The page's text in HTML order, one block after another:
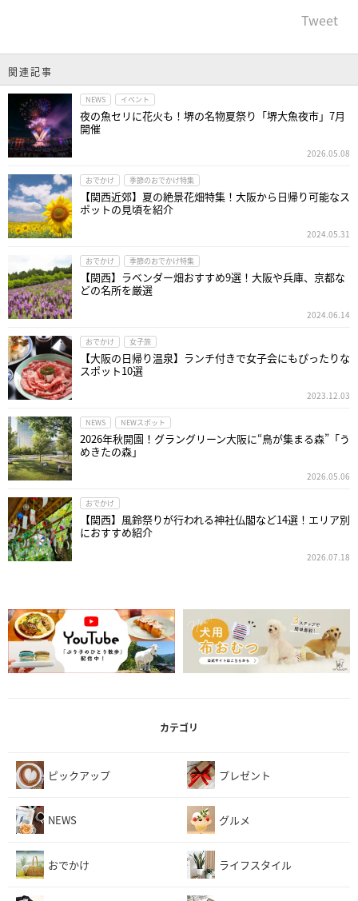
Tweet
関連記事
NEWS イベント
夜の魚セリに花火も！堺の名物夏祭り「堺大魚夜市」7月
開催
2026.05.08
おでかけ 季節のおでかけ特集
【関西近郊】夏の絶景花畑特集！大阪から日帰り可能なス
ポットの見頃を紹介
2024.05.31
おでかけ 季節のおでかけ特集
【関西】ラベンダー畑おすすめ9選！大阪や兵庫、京都な
どの名所を厳選
2024.06.14
おでかけ 女子旅
【大阪の日帰り温泉】ランチ付きで女子会にもぴったりな
スポット10選
2023.12.03
NEWS NEWスポット
2026年秋開園！グラングリーン大阪に“鳥が集まる森”「う
めきたの森」
2026.05.06
おでかけ
【関西】風鈴祭りが行われる神社仏閣など14選！エリア別
におすすめ紹介
2026.07.18
カテゴリ
ピックアップ プレゼント
NEWS グルメ
おでかけ ライフスタイル